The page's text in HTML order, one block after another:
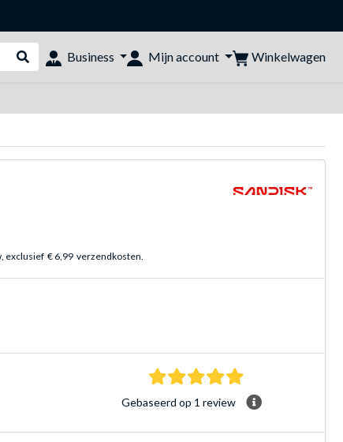
Webshop doorzoeken
Business Mijn account Winkelwagen
exclusief € 6,99 verzendkosten.
5.0 sterren
Gebaseerd op 1 review